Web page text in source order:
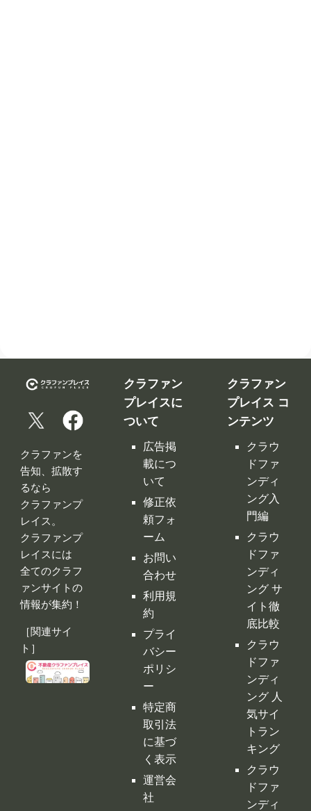
クラファンを
告知、拡散す
るなら
クラファンプ
レイス。
クラファンプ
レイスには
全てのクラフ
ァンサイトの
情報が集約！
［関連サイ
ト］
クラファン
プレイスに
ついて
広告掲
載につ
いて
修正依
頼フォ
ーム
お問い
合わせ
利用規
約
プライ
バシー
ポリシ
ー
特定商
取引法
に基づ
く表示
運営会
社
クラファン
プレイス コ
ンテンツ
クラウ
ドファ
ンディ
ング入
門編
クラウ
ドファ
ンディ
ング サ
イト徹
底比較
クラウ
ドファ
ンディ
ング 人
気サイ
トラン
キング
クラウ
ドファ
ンディ